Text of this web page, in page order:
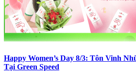
Happy Women’s Day 8/3: Tôn Vinh
Tại Green Speed